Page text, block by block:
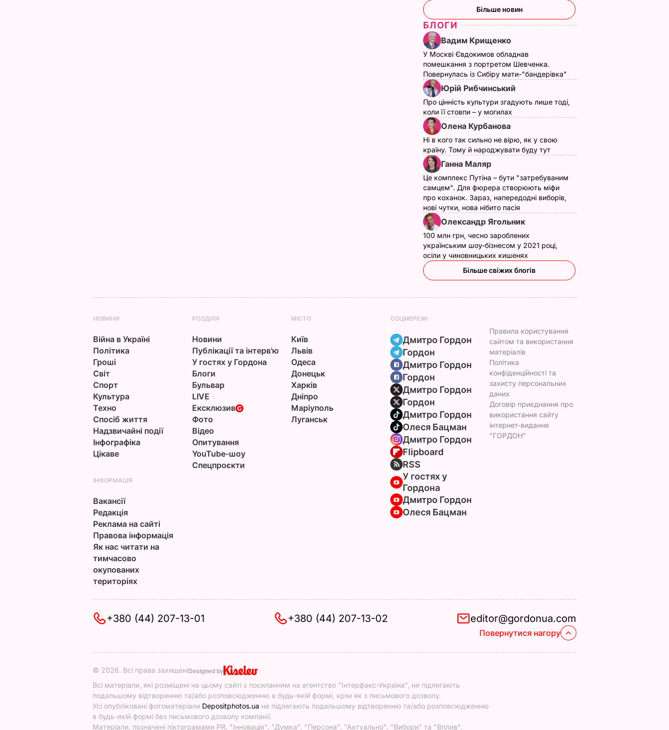
Більше новин
БЛОГИ
Вадим Крищенко
У Москві Євдокимов обладнав
помешкання з портретом Шевченка.
Повернулась із Сибіру мати-"бандерівка"
Юрій Рибчинський
Про цінність культури згадують лише тоді,
коли її стовпи – у могилах
Олена Курбанова
Ні в кого так сильно не вірю, як у свою
країну. Тому й народжувати буду тут
Ганна Маляр
Це комплекс Путіна – бути "затребуваним
самцем". Для фюрера створюють міфи
про коханок. Зараз, напередодні виборів,
нові чутки, нова нібито пасія
Олександр Ягольник
100 млн грн, чесно зароблених
українським шоу-бізнесом у 2021 році,
осіли у чиновницьких кишенях
Більше свіжих блогів
НОВИНИ
Війна в Україні
Політика
Гроші
Світ
Спорт
Культура
Техно
Спосіб життя
Надзвичайні події
Інфографіка
Цікаве
РОЗДІЛИ
Новини
Публікації та інтерв'ю
У гостях у Гордона
Блоги
Бульвар
LIVE
Ексклюзив
Фото
Відео
Опитування
YouTube-шоу
Спецпроєкти
МІСТО
Київ
Львів
Одеса
Донецьк
Харків
Дніпро
Маріуполь
Луганськ
СОЦМЕРЕЖІ
Дмитро Гордон
Гордон
Дмитро Гордон
Гордон
Дмитро Гордон
Гордон
Дмитро Гордон
Олеся Бацман
Дмитро Гордон
Flipboard
RSS
У гостях у
Гордона
Дмитро Гордон
Олеся Бацман
ІНФОРМАЦІЯ
Вакансії
Редакція
Реклама на сайті
Правова інформація
Як нас читати на
тимчасово
окупованих
територіях
Правила користування
сайтом та використання
матеріалів
Політика
конфіденційності та
захисту персональних
даних
Договір приєднання про
використання сайту
інтернет-видання
"ГОРДОН"
+380 (44) 207-13-01 +380 (44) 207-13-02 editor@gordonua.com
Повернутися нагору
© 2026. Всі права захищеніDesigned by
Всі матеріали, які розміщені на цьому сайті з посиланням на агентство "Інтерфакс-Україна", не підлягають
подальшому відтворенню та/або розповсюдженню в будь-якій формі, крім як з письмового дозволу.
Усі опубліковані фотоматеріали Depositphotos.ua не підлягають подальшому відтворенню та/або розповсюдженню
в будь-якій формі без письмового дозволу компанії.
Матеріали, позначені піктограмами PR, "Інновація", "Думка", "Персона", "Актуально", "Вибори" та "Вплив",